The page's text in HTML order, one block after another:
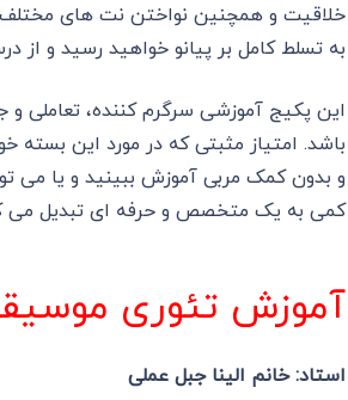
خلاقیت و همچنین نواختن نت های مختلف
به تسلط کامل بر پیانو خواهید رسید و
این پکیج آموزشی سرگرم کننده، تعاملی
باشد. امتیاز مثبتی که در مورد این بسته
و بدون کمک مربی آموزش ببینید و یا می
کمی به یک متخصص و حرفه ای تبدیل می
آموزش تئوری
استاد: خانم الینا جبل عملی